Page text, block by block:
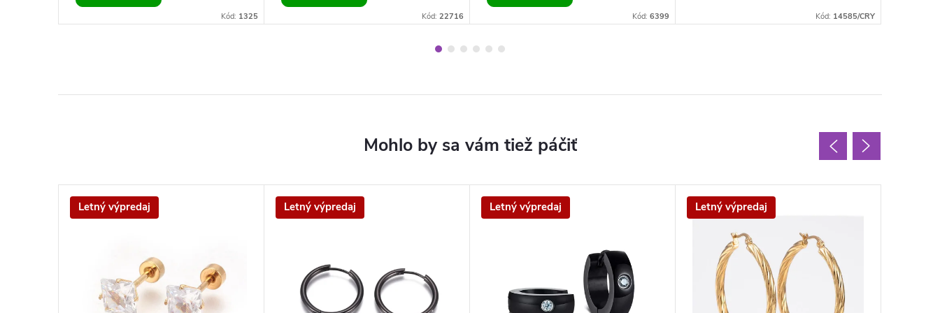
Kód: 1325 Kód: 22716 Kód: 6399 Kód: 14585/CRY
Letný výpredaj Letný výpredaj Letný výpredaj Letný výpredaj